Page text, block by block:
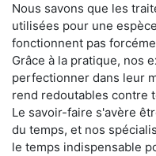
Nous savons que les
utilisées pour une
fonctionnent pas
Grâce à la pratique, nos
perfectionner dans leur
rend redoutables contre
Le savoir-faire s'avère
du temps, et nos
le temps indispensable